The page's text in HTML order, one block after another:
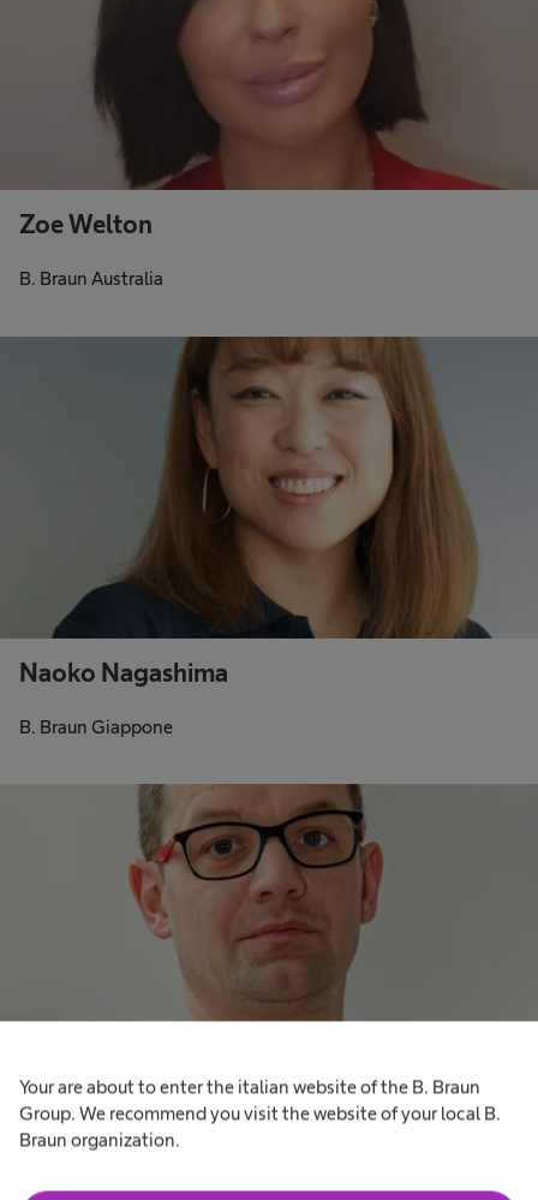
Your are about to enter the italian website of the B. Braun
Group. We recommend you visit the website of your local B.
Braun organization.
Zoe Welton
B. Braun Australia
Naoko Nagashima
B. Braun Giappone
Jakub Szulc